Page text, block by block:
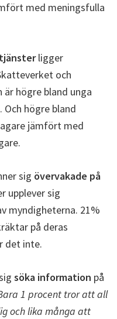
med meningsfulla
ligger
och
högre bland unga
Och högre bland
jämfört med
sig övervakade på
upplever sig
myndigheterna. 21%
på deras
det inte.
söka information på
1 procent tror att all
och lika många att